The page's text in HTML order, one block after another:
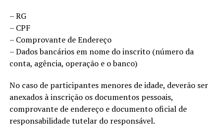
– RG
– CPF
– Comprovante de Endereço
– Dados bancários em nome do inscrito (número da
conta, agência, operação e o banco)
No caso de participantes menores de idade, deverão ser
anexados à inscrição os documentos pessoais,
comprovante de endereço e documento oficial de
responsabilidade tutelar do responsável.